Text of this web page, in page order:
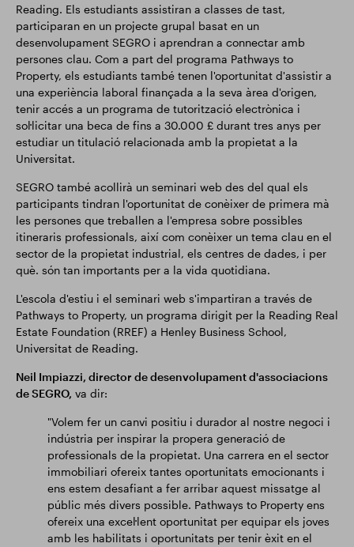
Reading. Els estudiants assistiran a classes de tast,
participaran en un projecte grupal basat en un
desenvolupament SEGRO i aprendran a connectar amb
persones clau. Com a part del programa Pathways to
Property, els estudiants també tenen l'oportunitat d'assistir a
una experiència laboral finançada a la seva àrea d'origen,
tenir accés a un programa de tutorització electrònica i
sol·licitar una beca de fins a 30.000 £ durant tres anys per
estudiar un titulació relacionada amb la propietat a la
Universitat.
SEGRO també acollirà un seminari web des del qual els
participants tindran l'oportunitat de conèixer de primera mà
les persones que treballen a l'empresa sobre possibles
itineraris professionals, així com conèixer un tema clau en el
sector de la propietat industrial, els centres de dades, i per
què. són tan importants per a la vida quotidiana.
L'escola d'estiu i el seminari web s'impartiran a través de
Pathways to Property, un programa dirigit per la Reading Real
Estate Foundation (RREF) a Henley Business School,
Universitat de Reading.
Neil Impiazzi, director de desenvolupament d'associacions
de SEGRO, va dir:
"Volem fer un canvi positiu i durador al nostre negoci i
indústria per inspirar la propera generació de
professionals de la propietat. Una carrera en el sector
immobiliari ofereix tantes oportunitats emocionants i
ens estem desafiant a fer arribar aquest missatge al
públic més divers possible. Pathways to Property ens
ofereix una excel·lent oportunitat per equipar els joves
amb les habilitats i oportunitats per tenir èxit en el